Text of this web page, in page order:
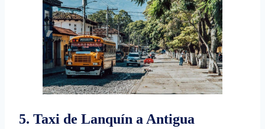
5. Taxi de Lanquín a Antigua